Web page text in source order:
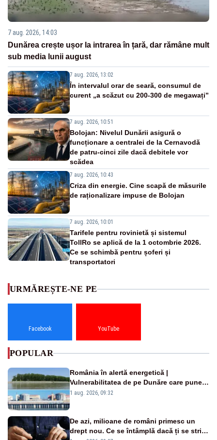
7 aug. 2026, 14:03
Dunărea crește ușor la intrarea în țară, dar rămâne mult
sub media lunii august
7 aug. 2026, 13:02
În intervalul orar de seară, consumul de
curent „a scăzut cu 200-300 de megawați”
7 aug. 2026, 10:51
Bolojan: Nivelul Dunării asigură o
funcționare a centralei de la Cernavodă
de patru-cinci zile dacă debitele vor
scădea
7 aug. 2026, 10:43
Criza din energie. Cine scapă de măsurile
de raționalizare impuse de Bolojan
7 aug. 2026, 10:01
Tarifele pentru rovinietă și sistemul
TollRo se aplică de la 1 octombrie 2026.
Ce se schimbă pentru șoferi și
transportatori
URMĂREȘTE-NE PE
Facebook YouTube
POPULAR
România în alertă energetică |
Vulnerabilitatea de pe Dunăre care pune
în pericol Centrala Cernavodă era
1 aug. 2026, 09:32
De azi, milioane de români primesc un
drept nou. Ce se întâmplă dacă ți se strică